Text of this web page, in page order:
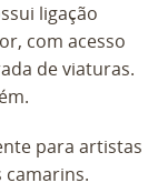
ligação
com acesso
de viaturas.
para artistas
camarins.